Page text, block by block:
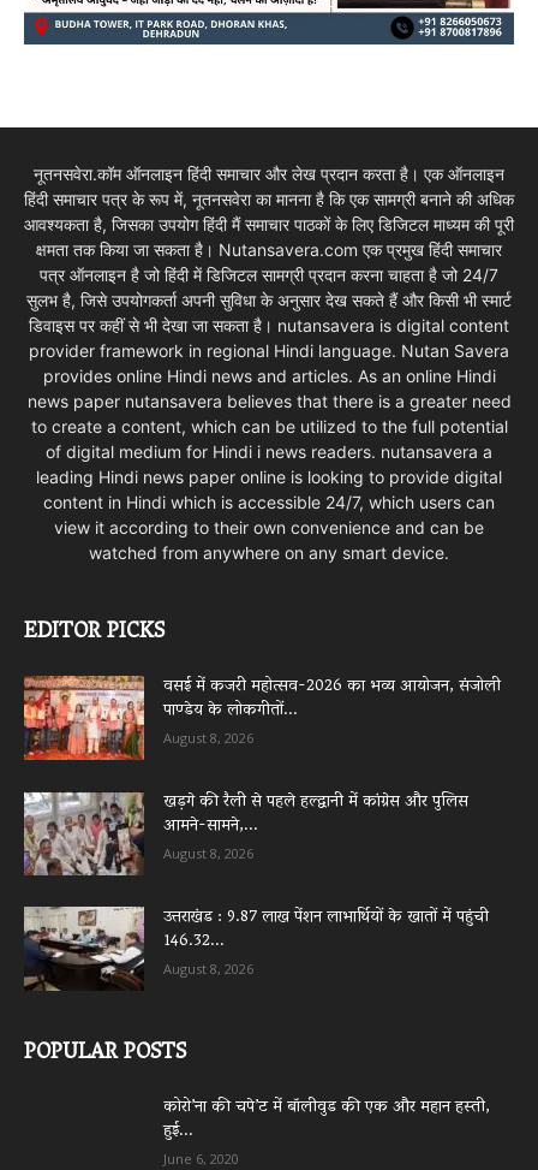
नूतनसवेरा.कॉम ऑनलाइन हिंदी समाचार और लेख प्रदान करता है। एक ऑनलाइन
हिंदी समाचार पत्र के रूप में, नूतनसवेरा का मानना है कि एक सामग्री बनाने की अधिक
आवश्यकता है, जिसका उपयोग हिंदी मैं समाचार पाठकों के लिए डिजिटल माध्यम की पूरी
क्षमता तक किया जा सकता है। Nutansavera.com एक प्रमुख हिंदी समाचार
पत्र ऑनलाइन है जो हिंदी में डिजिटल सामग्री प्रदान करना चाहता है जो 24/7
सुलभ है, जिसे उपयोगकर्ता अपनी सुविधा के अनुसार देख सकते हैं और किसी भी स्मार्ट
डिवाइस पर कहीं से भी देखा जा सकता है। nutansavera is digital content
provider framework in regional Hindi language. Nutan Savera
provides online Hindi news and articles. As an online Hindi
news paper nutansavera believes that there is a greater need
to create a content, which can be utilized to the full potential
of digital medium for Hindi i news readers. nutansavera a
leading Hindi news paper online is looking to provide digital
content in Hindi which is accessible 24/7, which users can
view it according to their own convenience and can be
watched from anywhere on any smart device.
EDITOR PICKS
वसई में कजरी महोत्सव-2026 का भव्य आयोजन, संजोली
पाण्डेय के लोकगीतों...
August 8, 2026
खड़गे की रैली से पहले हल्द्वानी में कांग्रेस और पुलिस
आमने-सामने,...
August 8, 2026
उत्तराखंड : 9.87 लाख पेंशन लाभार्थियों के खातों में पहुंची
146.32...
August 8, 2026
POPULAR POSTS
कोरो’ना की चपे’ट में बॉलीवुड की एक और महान हस्ती,
हुई...
June 6, 2020